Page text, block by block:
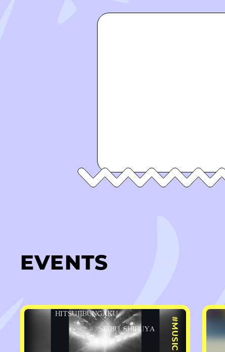
EVENTS
#MUSIC